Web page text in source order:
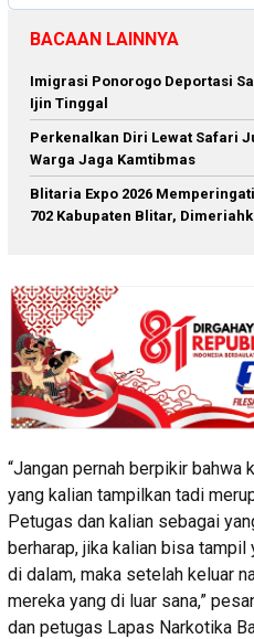
BACAAN LAINNYA
Imigrasi Ponorogo Deportasi
Ijin Tinggal
Perkenalkan Diri Lewat Safari
Warga Jaga Kamtibmas
Blitaria Expo 2026
702 Kabupaten Blitar,
“Jangan pernah berpikir bahwa
yang kalian tampilkan tadi
Petugas dan kalian sebagai
berharap, jika kalian bisa
di dalam, maka setelah keluar
mereka yang di luar sana,”
dan petugas Lapas Narkotika